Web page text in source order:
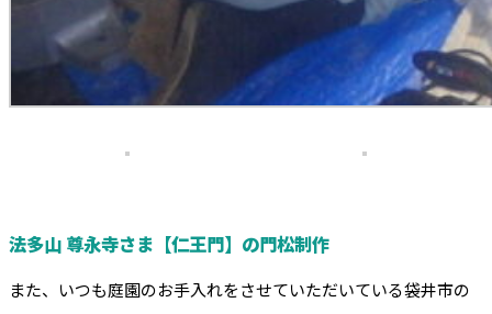
法多山 尊永寺さま【仁王門】の門松制作
また、いつも庭園のお手入れをさせていただいている袋井市の